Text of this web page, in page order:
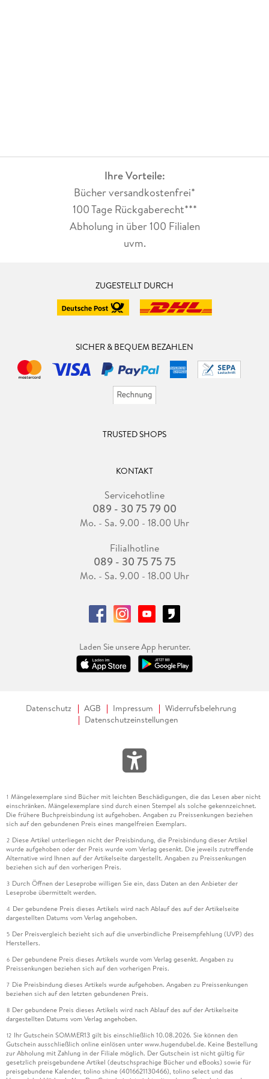
Ihre Vorteile:
Bücher versandkostenfrei*
100 Tage Rückgaberecht***
Abholung in über 100 Filialen
uvm.
ZUGESTELLT DURCH
SICHER & BEQUEM BEZAHLEN
TRUSTED SHOPS
KONTAKT
Servicehotline
089 - 30 75 79 00
Mo. - Sa. 9.00 - 18.00 Uhr
Filialhotline
089 - 30 75 75 75
Mo. - Sa. 9.00 - 18.00 Uhr
Laden Sie unsere App herunter.
Datenschutz AGB Impressum
Widerrufsbelehrung
Datenschutzeinstellungen
1 Mängelexemplare sind Bücher mit leichten Beschädigungen, die das Lesen aber nicht
einschränken. Mängelexemplare sind durch einen Stempel als solche gekennzeichnet.
Die frühere Buchpreisbindung ist aufgehoben. Angaben zu Preissenkungen beziehen
sich auf den gebundenen Preis eines mangelfreien Exemplars.
2 Diese Artikel unterliegen nicht der Preisbindung, die Preisbindung dieser Artikel
wurde aufgehoben oder der Preis wurde vom Verlag gesenkt. Die jeweils zutreffende
Alternative wird Ihnen auf der Artikelseite dargestellt. Angaben zu Preissenkungen
beziehen sich auf den vorherigen Preis.
3 Durch Öffnen der Leseprobe willigen Sie ein, dass Daten an den Anbieter der
Leseprobe übermittelt werden.
4 Der gebundene Preis dieses Artikels wird nach Ablauf des auf der Artikelseite
dargestellten Datums vom Verlag angehoben.
5 Der Preisvergleich bezieht sich auf die unverbindliche Preisempfehlung (UVP) des
Herstellers.
6 Der gebundene Preis dieses Artikels wurde vom Verlag gesenkt. Angaben zu
Preissenkungen beziehen sich auf den vorherigen Preis.
7 Die Preisbindung dieses Artikels wurde aufgehoben. Angaben zu Preissenkungen
beziehen sich auf den letzten gebundenen Preis.
8 Der gebundene Preis dieses Artikels wird nach Ablauf des auf der Artikelseite
dargestellten Datums vom Verlag angehoben.
12 Ihr Gutschein SOMMER13 gilt bis einschließlich 10.08.2026. Sie können den
Gutschein ausschließlich online einlösen unter www.hugendubel.de. Keine Bestellung
zur Abholung mit Zahlung in der Filiale möglich. Der Gutschein ist nicht gültig für
gesetzlich preisgebundene Artikel (deutschsprachige Bücher und eBooks) sowie für
preisgebundene Kalender, tolino shine (4016621130466), tolino select und das